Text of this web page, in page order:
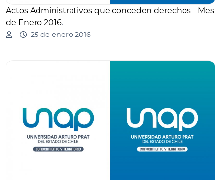
Actos Administrativos que conceden derechos - Mes
de Enero 2016.
25 de enero 2016